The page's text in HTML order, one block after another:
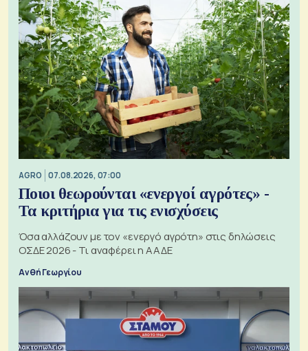
AGRO 07.08.2026, 07:00
Ποιοι θεωρούνται «ενεργοί αγρότες» -
Τα κριτήρια για τις ενισχύσεις
Όσα αλλάζουν με τον «ενεργό αγρότη» στις δηλώσεις
ΟΣΔΕ 2026 - Τι αναφέρει η ΑΑΔΕ
Ανθή Γεωργίου